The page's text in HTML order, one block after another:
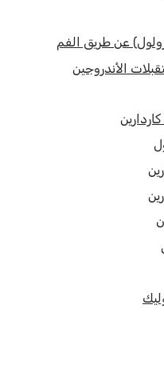
عن طريق الفم
الأندروجين